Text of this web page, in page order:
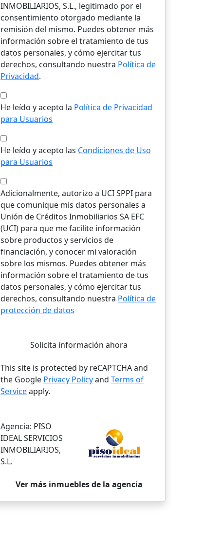
INMOBILIARIOS, S.L., legitimado por el
consentimiento otorgado mediante la
remisión del mismo. Puedes obtener más
información sobre el tratamiento de tus
datos personales, y cómo ejercitar tus
derechos, consultando nuestra Política de
Privacidad.
He leído y acepto la Política de Privacidad
para Usuarios
He leído y acepto las Condiciones de Uso
para Usuarios
Adicionalmente, autorizo a UCI SPPI para
que comunique mis datos personales a
Unión de Créditos Inmobiliarios SA EFC
(UCI) para que me facilite información
sobre productos y servicios de
financiación, y conocer mi valoración
sobre los mismos. Puedes obtener más
información sobre el tratamiento de tus
datos personales, y cómo ejercitar tus
derechos, consultando nuestra Política de
protección de datos
Solicita información ahora
This site is protected by reCAPTCHA and
the Google Privacy Policyand Terms of
Serviceapply.
Agencia: PISO
IDEAL SERVICIOS
INMOBILIARIOS,
S.L.
Ver más inmuebles de la agencia